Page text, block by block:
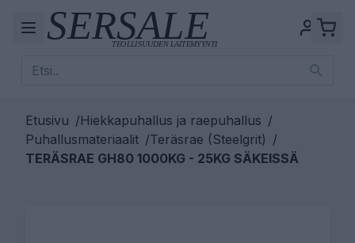
Etusivu /Hiekkapuhallus ja raepuhallus /
Puhallusmateriaalit /Teräsrae (Steelgrit) /
TERÄSRAE GH80 1000KG - 25KG SÄKEISSÄ